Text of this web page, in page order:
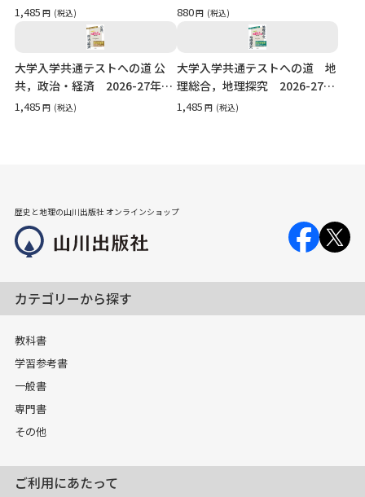
1,485 円 (税込) 880円 (税込)
大学入学共通テストへの道 公
共，政治・経済 2026-27年用
品切れ
1,485 円 (税込)
大学入学共通テストへの道 地
理総合，地理探究 2026-27年
用 品切れ
1,485 円 (税込)
歴史と地理の山川出版社 オンラインショップ
カテゴリーから探す
教科書
学習参考書
一般書
専門書
その他
ご利用にあたって